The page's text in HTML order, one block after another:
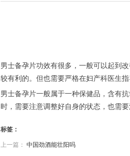
男士备孕片功效有很多，一般可以起到
较有利的。但也需要严格在妇产科医生
男士备孕片一般属于一种保健品，含有
时，需要注意调整好自身的状态，也需
标签：
上一篇： 中国劲酒能壮阳吗